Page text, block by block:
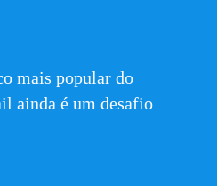
mais popular do
ainda é um desafio